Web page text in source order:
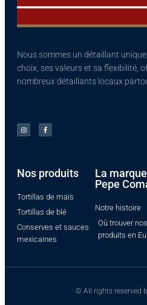
Nous sommes un détaillant
choix, ses valeurs et sa flexibilité,
nombreux détaillants locaux
Nos produits​
Tortillas de maïs
Tortillas de blé
Conserves et sauces
mexicaines
La marque
Pepe
Notre histoire
Où trouver nos
produits en
© All rights reserved